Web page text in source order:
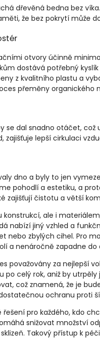
dřevěná bedna bez
že bez pokrytí může
otvory účinně
dostává potřebný
z kvalitního plastu a
přeměny organického
se dal snadno otáčet,
zajišťuje lepší cirkulaci
dno a byly to jen
pohodlí a estetiku, a
zajišťují čistotu a větší
konstrukcí, ale i
nabízí jiný vzhled a
nebo zbylých cihel. Pro
a nenáročně zapadne do
považovány za nejlepší
celý rok, aniž by
což znamená, že je
ochranu proti
pro každého, kdo
snižovat množství
Takový přístup k